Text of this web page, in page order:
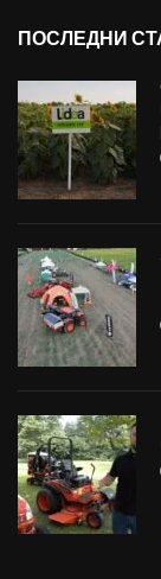
ПОСЛЕДНИ